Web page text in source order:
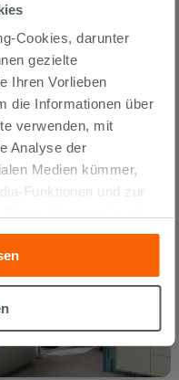
Cookies, darunter
gezielte
Ihren Vorlieben
die Informationen über
verwenden, mit
Analyse der
Medien kümmer,
Funktionen und zur
geliefert haben oder
ihrer Dienste
Sie mehr wissen
allen oder einigen
die Schaltfläche
Wenn Sie auf